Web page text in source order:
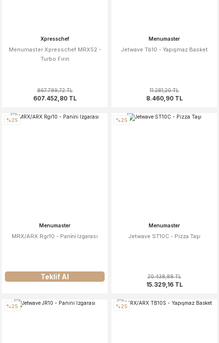
Xpresschef
Menumaster Xpresschef MRX52 -
Turbo Fırın
867.789,72 TL
607.452,80 TL
Menumaster
Jetwave Tb10 - Yapışmaz Basket
11.281,20 TL
8.460,90 TL
%25
Menumaster
MRX/ARX Rgr10 - Pani̇ni̇ Izgarası
Teklif Al
%25
Menumaster
Jetwave ST10C - Pizza Taşı
20.438,88 TL
15.329,16 TL
%25 %25